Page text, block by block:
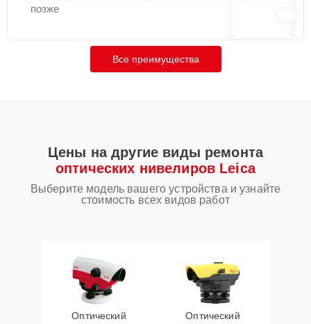
позже
Все преимущества
Цены на другие виды ремонта
оптических нивелиров Leica
Выберите модель вашего устройства и узнайте
стоимость всех видов работ
Оптический
Оптический